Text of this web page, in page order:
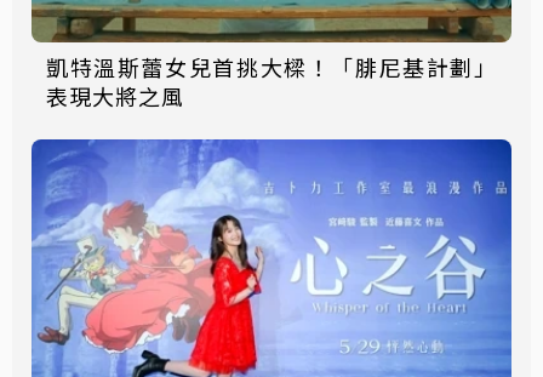
凱特溫斯蕾女兒首挑大樑！「腓尼基計劃」
表現大將之風